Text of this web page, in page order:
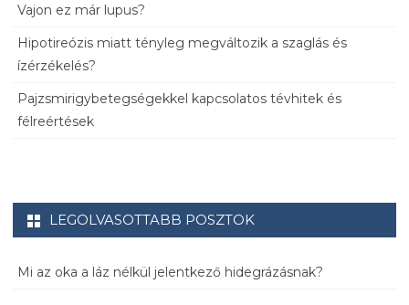
Vajon ez már lupus?
Hipotireózis miatt tényleg megváltozik a szaglás és
ízérzékelés?
Pajzsmirigybetegségekkel kapcsolatos tévhitek és
félreértések
LEGOLVASOTTABB POSZTOK
Mi az oka a láz nélkül jelentkező hidegrázásnak?